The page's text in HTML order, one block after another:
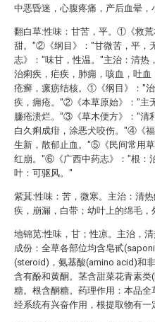
中恶昏迷，心腹疼痛，产后血晕，
翻白草:性味：甘苦，平。①《救
甜。"②《纲目》："甘微苦，平，
志》："味甘，性温。"主治：清热
治痢疾，疟疾，肺痈，咳血，吐血
疮癣，瘰疬结核。①《纲目》："
疾，痈疮。"②《本草原始》："主
臁疮溃烂。"③《草木便方》："清
白久痢成疳，涂恶犬咬伤。"④《
生新，散郁止血。"⑤《民间常用草
红崩。"⑥《广西中药志》："根：
叶：可驱风。"
紫萁:性味：苦，微寒。主治：清
疾，崩漏，白带；幼叶上的绵毛，
地锦苋:性味，甘；性凉。主治，
成份：全草各部位均含皂甙
(steroid)，氨基酸(amino acid)和
含有酚和黄酮。茎含甜菜花青素
糖。根含酮糖。药理作用：本品全
经系统有兴奋作用，根提取物有一